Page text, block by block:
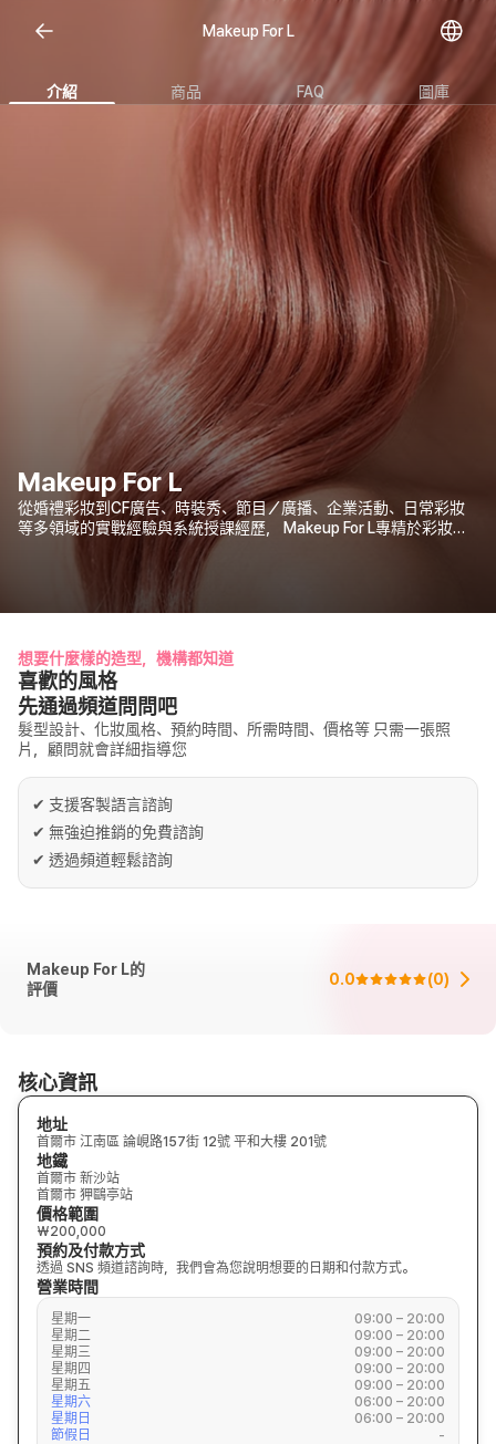
Makeup For L
介紹 商品 FAQ 圖庫
Makeup For L
從婚禮彩妝到CF廣告、時裝秀、節目／廣播、企業活動、日常彩妝
等多領域的實戰經驗與系統授課經歷， Makeup For L專精於彩妝中
難度極高的「혼주彩妝（婚禮雙方父母／長輩彩妝）」服務。
想要什麼樣的造型，機構都知道
喜歡的風格
先通過頻道問問吧
髮型設計、化妝風格、預約時間、所需時間、價格等 只需一張照
片，顧問就會詳細指導您
✔ 支援客製語言諮詢
✔ 無強迫推銷的免費諮詢
✔ 透過頻道輕鬆諮詢
Makeup For L的
評價
0.0 (0)
核心資訊
地址
首爾市 江南區 論峴路157街 12號 平和大樓 201號
地鐵
首爾市 新沙站
首爾市 狎鷗亭站
價格範圍
₩200,000
預約及付款方式
透過 SNS 頻道諮詢時，我們會為您說明想要的日期和付款方式。
營業時間
星期一
09:00 – 20:00
星期二
09:00 – 20:00
星期三
09:00 – 20:00
星期四
09:00 – 20:00
星期五
09:00 – 20:00
星期六
06:00 – 20:00
星期日
06:00 – 20:00
節假日
-